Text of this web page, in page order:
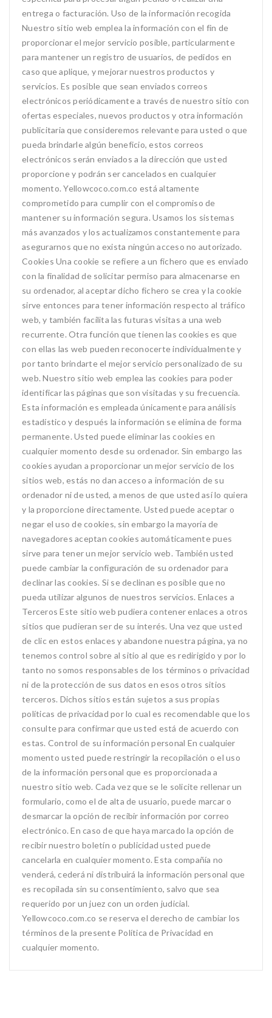
entrega o facturación. Uso de la información recogida
Nuestro sitio web emplea la información con el fin de
proporcionar el mejor servicio posible, particularmente
para mantener un registro de usuarios, de pedidos en
caso que aplique, y mejorar nuestros productos y
servicios. Es posible que sean enviados correos
electrónicos periódicamente a través de nuestro sitio con
ofertas especiales, nuevos productos y otra información
publicitaria que consideremos relevante para usted o que
pueda brindarle algún beneficio, estos correos
electrónicos serán enviados a la dirección que usted
proporcione y podrán ser cancelados en cualquier
momento. Yellowcoco.com.co está altamente
comprometido para cumplir con el compromiso de
mantener su información segura. Usamos los sistemas
más avanzados y los actualizamos constantemente para
asegurarnos que no exista ningún acceso no autorizado.
Cookies Una cookie se refiere a un fichero que es enviado
con la finalidad de solicitar permiso para almacenarse en
su ordenador, al aceptar dicho fichero se crea y la cookie
sirve entonces para tener información respecto al tráfico
web, y también facilita las futuras visitas a una web
recurrente. Otra función que tienen las cookies es que
con ellas las web pueden reconocerte individualmente y
por tanto brindarte el mejor servicio personalizado de su
web. Nuestro sitio web emplea las cookies para poder
identificar las páginas que son visitadas y su frecuencia.
Esta información es empleada únicamente para análisis
estadístico y después la información se elimina de forma
permanente. Usted puede eliminar las cookies en
cualquier momento desde su ordenador. Sin embargo las
cookies ayudan a proporcionar un mejor servicio de los
sitios web, estás no dan acceso a información de su
ordenador ni de usted, a menos de que usted así lo quiera
y la proporcione directamente. Usted puede aceptar o
negar el uso de cookies, sin embargo la mayoría de
navegadores aceptan cookies automáticamente pues
sirve para tener un mejor servicio web. También usted
puede cambiar la configuración de su ordenador para
declinar las cookies. Si se declinan es posible que no
pueda utilizar algunos de nuestros servicios. Enlaces a
Terceros Este sitio web pudiera contener enlaces a otros
sitios que pudieran ser de su interés. Una vez que usted
de clic en estos enlaces y abandone nuestra página, ya no
tenemos control sobre al sitio al que es redirigido y por lo
tanto no somos responsables de los términos o privacidad
ni de la protección de sus datos en esos otros sitios
terceros. Dichos sitios están sujetos a sus propias
políticas de privacidad por lo cual es recomendable que los
consulte para confirmar que usted está de acuerdo con
estas. Control de su información personal En cualquier
momento usted puede restringir la recopilación o el uso
de la información personal que es proporcionada a
nuestro sitio web. Cada vez que se le solicite rellenar un
formulario, como el de alta de usuario, puede marcar o
desmarcar la opción de recibir información por correo
electrónico. En caso de que haya marcado la opción de
recibir nuestro boletín o publicidad usted puede
cancelarla en cualquier momento. Esta compañía no
venderá, cederá ni distribuirá la información personal que
es recopilada sin su consentimiento, salvo que sea
requerido por un juez con un orden judicial.
Yellowcoco.com.co se reserva el derecho de cambiar los
términos de la presente Política de Privacidad en
cualquier momento.